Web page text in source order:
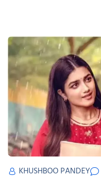
KHUSHBOO PANDEY